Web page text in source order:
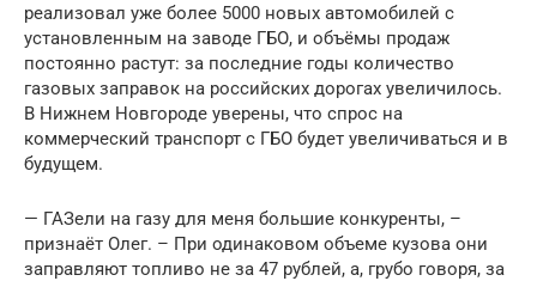
реализовал уже более 5000 новых автомобилей с
установленным на заводе ГБО, и объёмы продаж
постоянно растут: за последние годы количество
газовых заправок на российских дорогах увеличилось.
В Нижнем Новгороде уверены, что спрос на
коммерческий транспорт с ГБО будет увеличиваться и в
будущем.
— ГАЗели на газу для меня большие конкуренты, –
признаёт Олег. – При одинаковом объеме кузова они
заправляют топливо не за 47 рублей, а, грубо говоря, за